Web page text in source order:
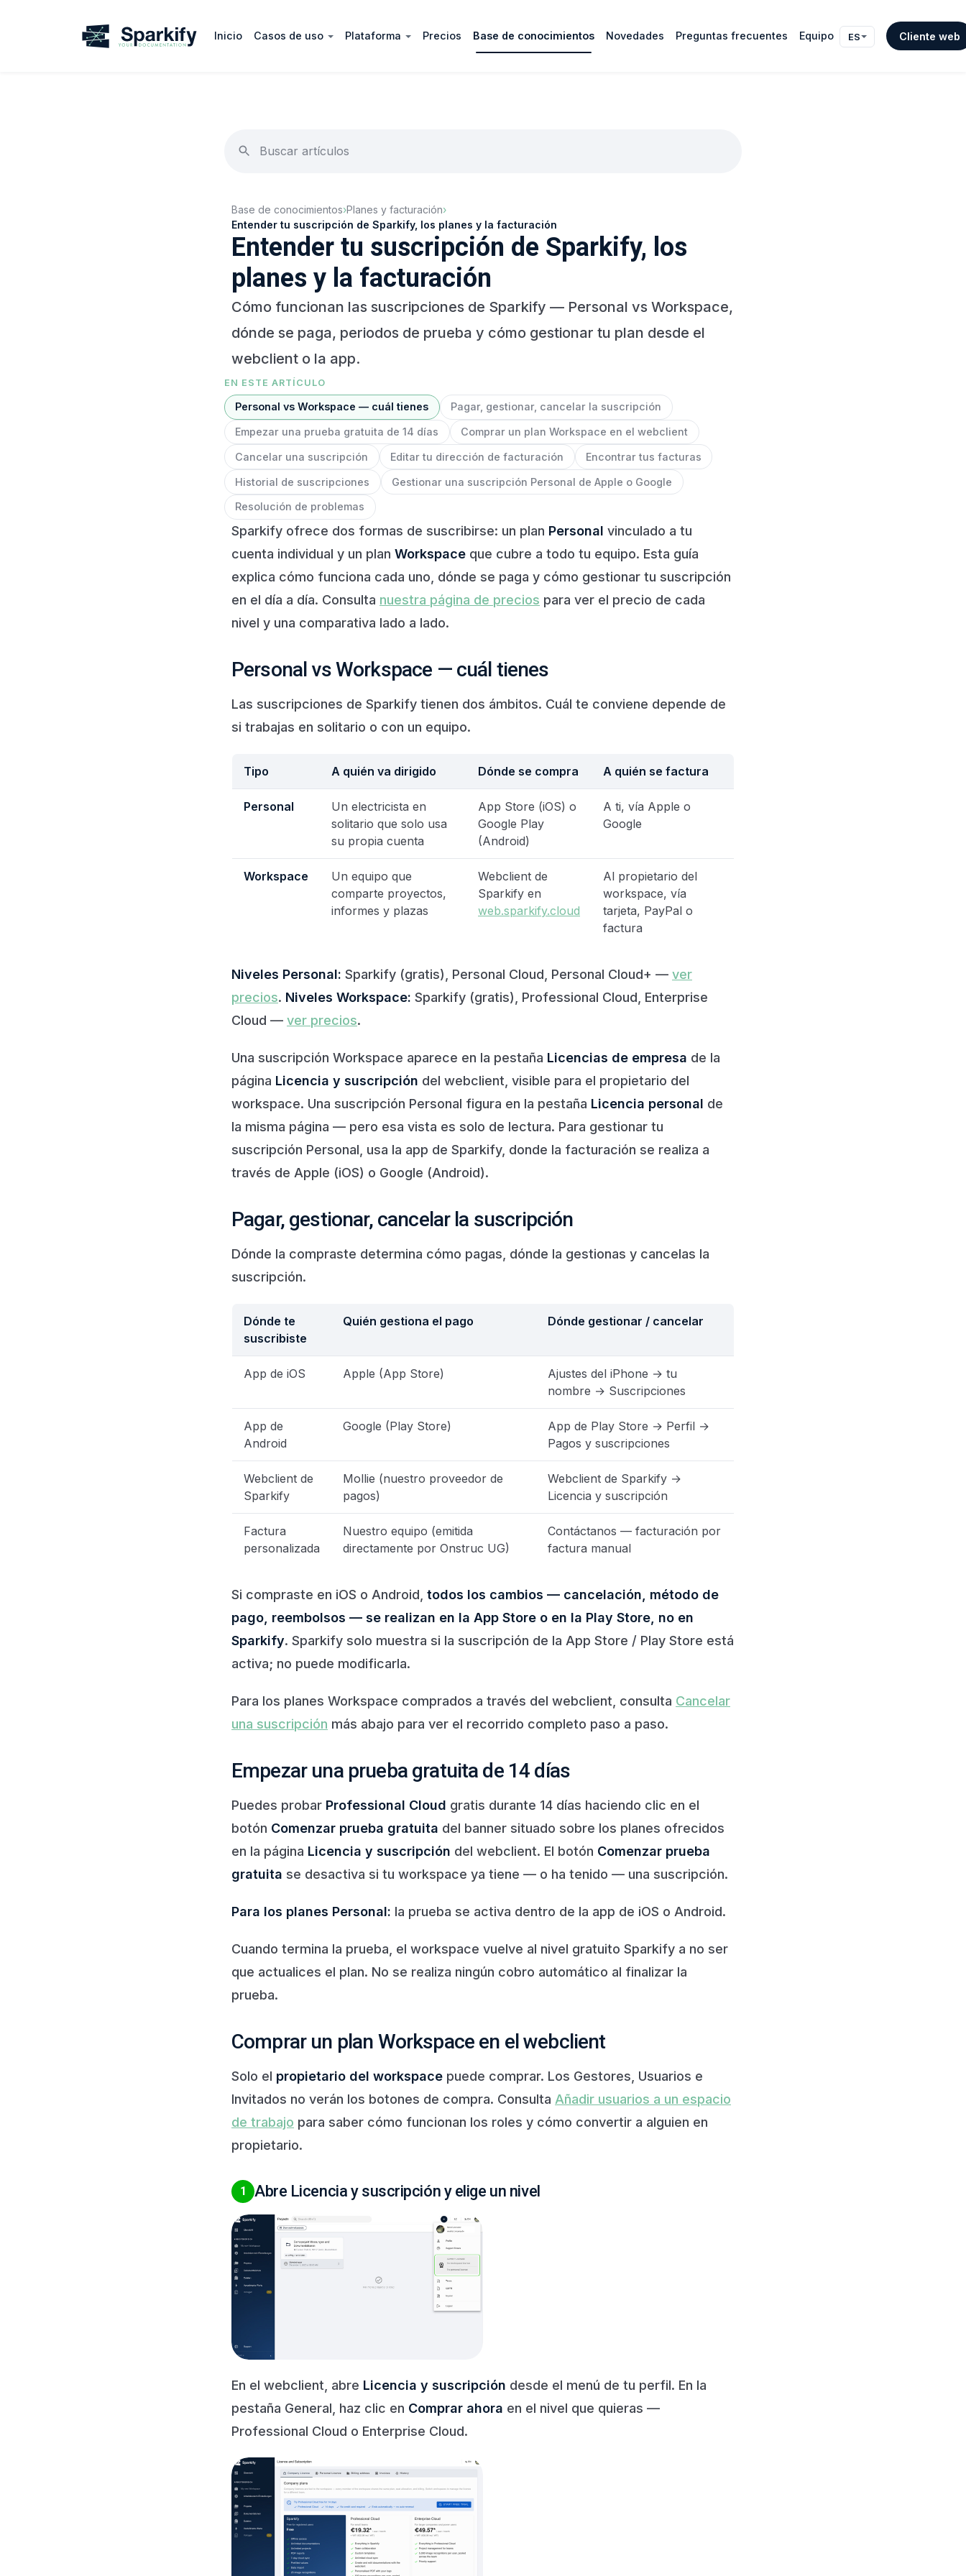
Inicio Casos de uso Plataforma Precios Base de conocimientos Novedades Preguntas frecuentes Equipo ES Cliente web
Base de conocimientos›Planes y facturación›
Entender tu suscripción de Sparkify, los planes y la facturación
Entender tu suscripción de Sparkify, los
planes y la facturación
Cómo funcionan las suscripciones de Sparkify — Personal vs Workspace,
dónde se paga, periodos de prueba y cómo gestionar tu plan desde el
webclient o la app.
EN ESTE ARTÍCULO
Personal vs Workspace — cuál tienes Pagar, gestionar, cancelar la suscripción
Empezar una prueba gratuita de 14 días Comprar un plan Workspace en el webclient
Cancelar una suscripción Editar tu dirección de facturación Encontrar tus facturas
Historial de suscripciones Gestionar una suscripción Personal de Apple o Google
Resolución de problemas
Sparkify ofrece dos formas de suscribirse: un plan Personal vinculado a tu
cuenta individual y un plan Workspace que cubre a todo tu equipo. Esta guía
explica cómo funciona cada uno, dónde se paga y cómo gestionar tu suscripción
en el día a día. Consulta nuestra página de precios para ver el precio de cada
nivel y una comparativa lado a lado.
Personal vs Workspace — cuál tienes
Las suscripciones de Sparkify tienen dos ámbitos. Cuál te conviene depende de
si trabajas en solitario o con un equipo.
Tipo A quién va dirigido Dónde se compra A quién se factura
Personal
Un electricista en
solitario que solo usa
su propia cuenta
App Store (iOS) o
Google Play
(Android)
A ti, vía Apple o
Google
Workspace
Un equipo que
comparte proyectos,
informes y plazas
Webclient de
Sparkify en
web.sparkify.cloud
Al propietario del
workspace, vía
tarjeta, PayPal o
factura
Niveles Personal: Sparkify (gratis), Personal Cloud, Personal Cloud+ — ver
precios. Niveles Workspace: Sparkify (gratis), Professional Cloud, Enterprise
Cloud — ver precios.
Una suscripción Workspace aparece en la pestaña Licencias de empresa de la
página Licencia y suscripción del webclient, visible para el propietario del
workspace. Una suscripción Personal figura en la pestaña Licencia personal de
la misma página — pero esa vista es solo de lectura. Para gestionar tu
suscripción Personal, usa la app de Sparkify, donde la facturación se realiza a
través de Apple (iOS) o Google (Android).
Pagar, gestionar, cancelar la suscripción
Dónde la compraste determina cómo pagas, dónde la gestionas y cancelas la
suscripción.
Dónde te
suscribiste
Quién gestiona el pago Dónde gestionar / cancelar
App de iOS Apple (App Store)
Ajustes del iPhone → tu
nombre → Suscripciones
App de
Android
Google (Play Store)
App de Play Store → Perfil →
Pagos y suscripciones
Webclient de
Sparkify
Mollie (nuestro proveedor de
pagos)
Webclient de Sparkify →
Licencia y suscripción
Factura
personalizada
Nuestro equipo (emitida
directamente por Onstruc UG)
Contáctanos — facturación por
factura manual
Si compraste en iOS o Android, todos los cambios — cancelación, método de
pago, reembolsos — se realizan en la App Store o en la Play Store, no en
Sparkify. Sparkify solo muestra si la suscripción de la App Store / Play Store está
activa; no puede modificarla.
Para los planes Workspace comprados a través del webclient, consulta Cancelar
una suscripción más abajo para ver el recorrido completo paso a paso.
Empezar una prueba gratuita de 14 días
Puedes probar Professional Cloud gratis durante 14 días haciendo clic en el
botón Comenzar prueba gratuita del banner situado sobre los planes ofrecidos
en la página Licencia y suscripción del webclient. El botón Comenzar prueba
gratuita se desactiva si tu workspace ya tiene — o ha tenido — una suscripción.
Para los planes Personal: la prueba se activa dentro de la app de iOS o Android.
Cuando termina la prueba, el workspace vuelve al nivel gratuito Sparkify a no ser
que actualices el plan. No se realiza ningún cobro automático al finalizar la
prueba.
Comprar un plan Workspace en el webclient
Solo el propietario del workspace puede comprar. Los Gestores, Usuarios e
Invitados no verán los botones de compra. Consulta Añadir usuarios a un espacio
de trabajo para saber cómo funcionan los roles y cómo convertir a alguien en
propietario.
1 Abre Licencia y suscripción y elige un nivel
En el webclient, abre Licencia y suscripción desde el menú de tu perfil. En la
pestaña General, haz clic en Comprar ahora en el nivel que quieras —
Professional Cloud o Enterprise Cloud.